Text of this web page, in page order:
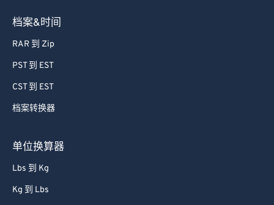
档案&时间
RAR 到 Zip
PST 到 EST
CST 到 EST
档案转换器
单位换算器
Lbs 到 Kg
Kg 到 Lbs